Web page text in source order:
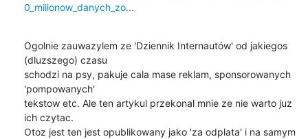
0_milionow_danych_zo...
Ogolnie zauwazylem ze 'Dziennik Internautów' od jakiegos
(dluzszego) czasu
schodzi na psy, pakuje cala mase reklam, sponsorowanych
'pompowanych'
tekstow etc. Ale ten artykul przekonal mnie ze nie warto juz
ich czytac.
Otoz jest ten jest opublikowany jako 'za odplata' i na samym